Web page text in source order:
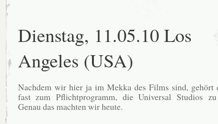
Dienstag, 11.05.10 Los
Angeles (USA)
Nachdem wir hier ja im Mekka des Films sind, gehört
fast zum Pflichtprogramm, die Universal Studios zu
Genau das machten wir heute.